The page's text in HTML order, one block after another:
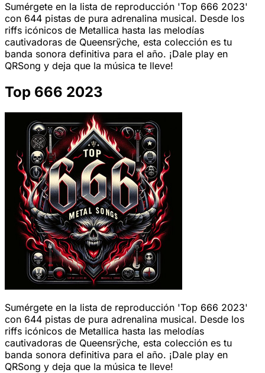
Sumérgete en la lista de reproducción 'Top 666 2023'
con 644 pistas de pura adrenalina musical. Desde los
riffs icónicos de Metallica hasta las melodías
cautivadoras de Queensrÿche, esta colección es tu
banda sonora definitiva para el año. ¡Dale play en
QRSong y deja que la música te lleve!
Top 666 2023
Sumérgete en la lista de reproducción 'Top 666 2023'
con 644 pistas de pura adrenalina musical. Desde los
riffs icónicos de Metallica hasta las melodías
cautivadoras de Queensrÿche, esta colección es tu
banda sonora definitiva para el año. ¡Dale play en
QRSong y deja que la música te lleve!